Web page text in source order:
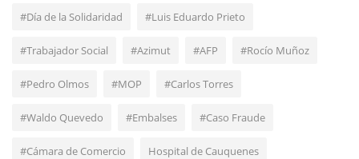
#Día de la Solidaridad #Luis Eduardo Prieto
#Trabajador Social #Azimut #AFP #Rocío Muñoz
#Pedro Olmos #MOP #Carlos Torres
#Waldo Quevedo #Embalses #Caso Fraude
#Cámara de Comercio Hospital de Cauquenes